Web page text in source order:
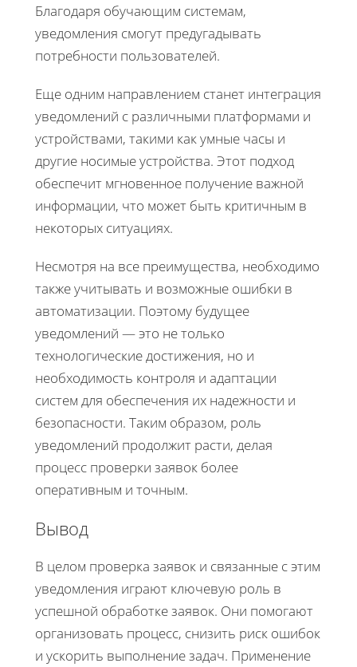
Благодаря обучающим системам,
уведомления смогут предугадывать
потребности пользователей.
Еще одним направлением станет интеграция
уведомлений с различными платформами и
устройствами, такими как умные часы и
другие носимые устройства. Этот подход
обеспечит мгновенное получение важной
информации, что может быть критичным в
некоторых ситуациях.
Несмотря на все преимущества, необходимо
также учитывать и возможные ошибки в
автоматизации. Поэтому будущее
уведомлений — это не только
технологические достижения, но и
необходимость контроля и адаптации
систем для обеспечения их надежности и
безопасности. Таким образом, роль
уведомлений продолжит расти, делая
процесс проверки заявок более
оперативным и точным.
Вывод
В целом проверка заявок и связанные с этим
уведомления играют ключевую роль в
успешной обработке заявок. Они помогают
организовать процесс, снизить риск ошибок
и ускорить выполнение задач. Применение